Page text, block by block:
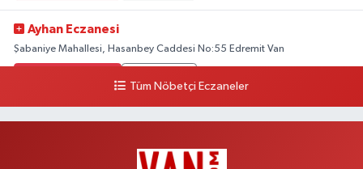
Ayhan Eczanesi
Şabaniye Mahallesi, Hasanbey Caddesi No:55 Edremit Van
Tüm Nöbetçi Eczaneler